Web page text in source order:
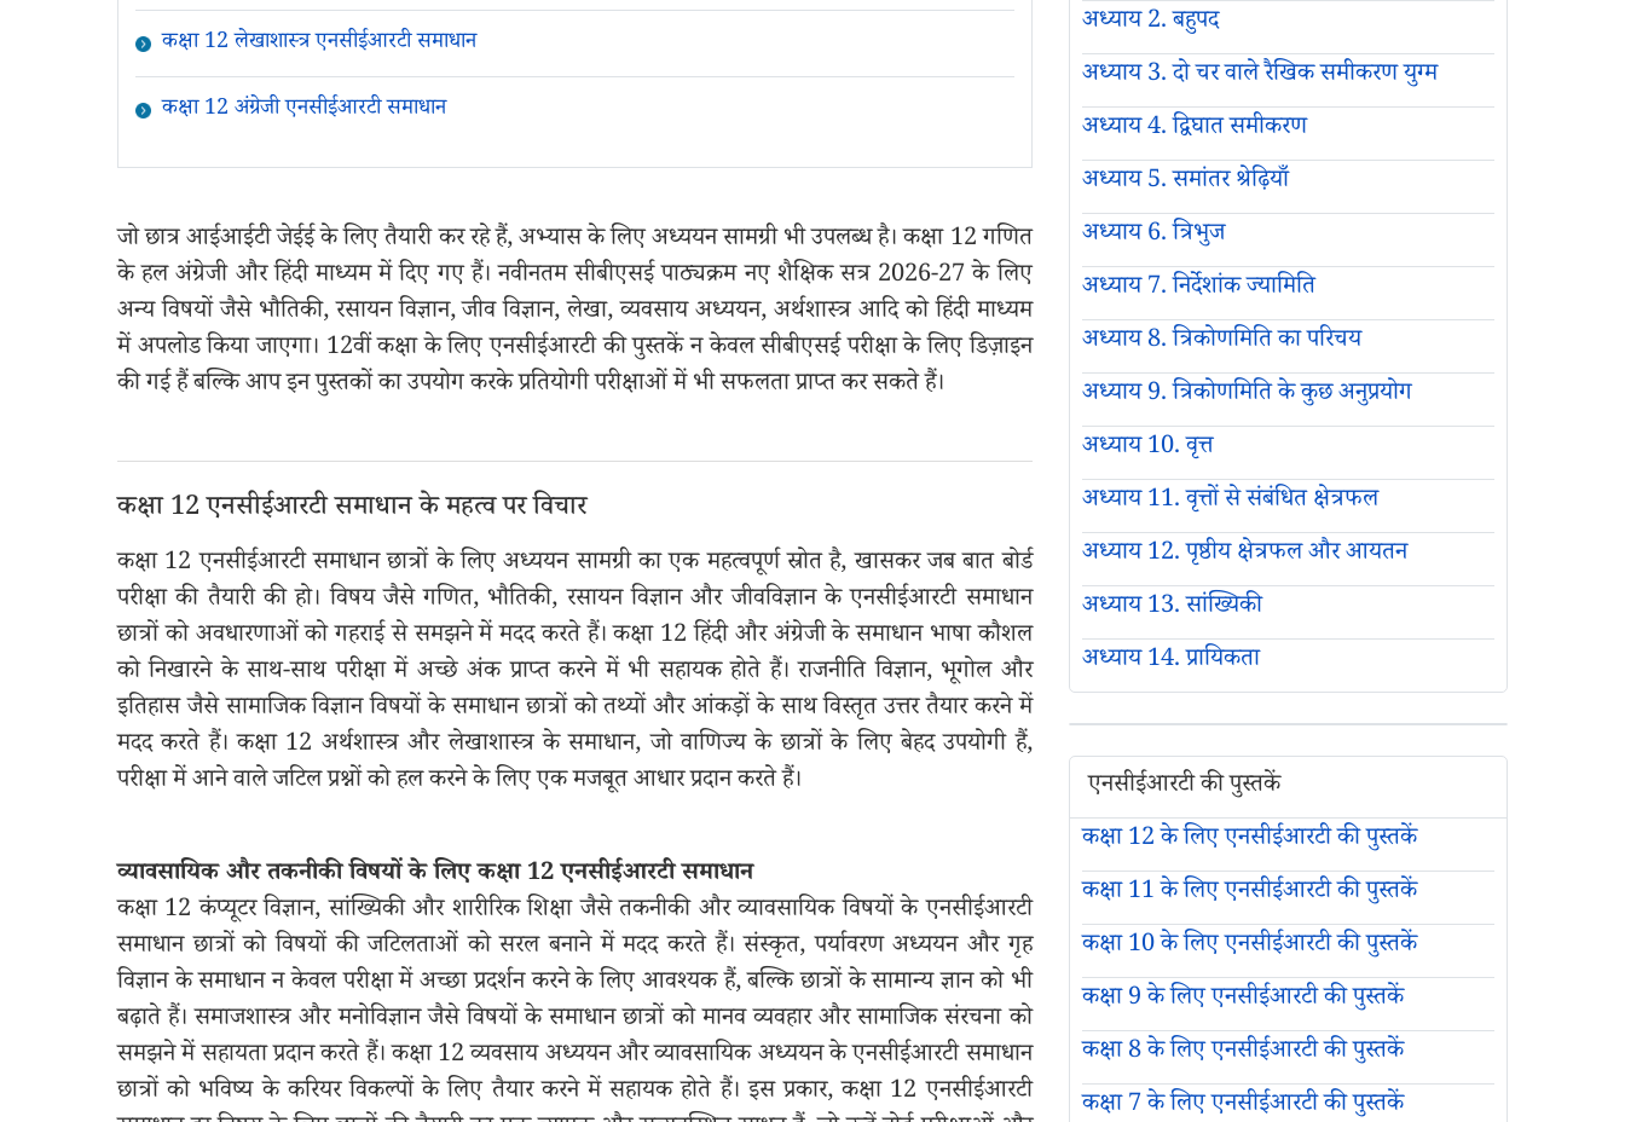
कक्षा 12 लेखाशास्त्र एनसीईआरटी समाधान
कक्षा 12 अंग्रेजी एनसीईआरटी समाधान
जो छात्र आईआईटी जेईई के लिए तैयारी कर रहे हैं, अभ्यास के लिए अध्ययन सामग्री भी उपलब्ध है। कक्षा 12 गणित
के हल अंग्रेजी और हिंदी माध्यम में दिए गए हैं। नवीनतम सीबीएसई पाठ्यक्रम नए शैक्षिक सत्र 2026-27 के लिए
अन्य विषयों जैसे भौतिकी, रसायन विज्ञान, जीव विज्ञान, लेखा, व्यवसाय अध्ययन, अर्थशास्त्र आदि को हिंदी माध्यम
में अपलोड किया जाएगा। 12वीं कक्षा के लिए एनसीईआरटी की पुस्तकें न केवल सीबीएसई परीक्षा के लिए डिज़ाइन
की गई हैं बल्कि आप इन पुस्तकों का उपयोग करके प्रतियोगी परीक्षाओं में भी सफलता प्राप्त कर सकते हैं।
कक्षा 12 एनसीईआरटी समाधान के महत्व पर विचार
कक्षा 12 एनसीईआरटी समाधान छात्रों के लिए अध्ययन सामग्री का एक महत्वपूर्ण स्रोत है, खासकर जब बात बोर्ड
परीक्षा की तैयारी की हो। विषय जैसे गणित, भौतिकी, रसायन विज्ञान और जीवविज्ञान के एनसीईआरटी समाधान
छात्रों को अवधारणाओं को गहराई से समझने में मदद करते हैं। कक्षा 12 हिंदी और अंग्रेजी के समाधान भाषा कौशल
को निखारने के साथ-साथ परीक्षा में अच्छे अंक प्राप्त करने में भी सहायक होते हैं। राजनीति विज्ञान, भूगोल और
इतिहास जैसे सामाजिक विज्ञान विषयों के समाधान छात्रों को तथ्यों और आंकड़ों के साथ विस्तृत उत्तर तैयार करने में
मदद करते हैं। कक्षा 12 अर्थशास्त्र और लेखाशास्त्र के समाधान, जो वाणिज्य के छात्रों के लिए बेहद उपयोगी हैं,
परीक्षा में आने वाले जटिल प्रश्नों को हल करने के लिए एक मजबूत आधार प्रदान करते हैं।
व्यावसायिक और तकनीकी विषयों के लिए कक्षा 12 एनसीईआरटी समाधान
कक्षा 12 कंप्यूटर विज्ञान, सांख्यिकी और शारीरिक शिक्षा जैसे तकनीकी और व्यावसायिक विषयों के एनसीईआरटी
समाधान छात्रों को विषयों की जटिलताओं को सरल बनाने में मदद करते हैं। संस्कृत, पर्यावरण अध्ययन और गृह
विज्ञान के समाधान न केवल परीक्षा में अच्छा प्रदर्शन करने के लिए आवश्यक हैं, बल्कि छात्रों के सामान्य ज्ञान को भी
बढ़ाते हैं। समाजशास्त्र और मनोविज्ञान जैसे विषयों के समाधान छात्रों को मानव व्यवहार और सामाजिक संरचना को
समझने में सहायता प्रदान करते हैं। कक्षा 12 व्यवसाय अध्ययन और व्यावसायिक अध्ययन के एनसीईआरटी समाधान
छात्रों को भविष्य के करियर विकल्पों के लिए तैयार करने में सहायक होते हैं। इस प्रकार, कक्षा 12 एनसीईआरटी
अध्याय 2. बहुपद
अध्याय 3. दो चर वाले रैखिक समीकरण युग्म
अध्याय 4. द्विघात समीकरण
अध्याय 5. समांतर श्रेढ़ियाँ
अध्याय 6. त्रिभुज
अध्याय 7. निर्देशांक ज्यामिति
अध्याय 8. त्रिकोणमिति का परिचय
अध्याय 9. त्रिकोणमिति के कुछ अनुप्रयोग
अध्याय 10. वृत्त
अध्याय 11. वृत्तों से संबंधित क्षेत्रफल
अध्याय 12. पृष्ठीय क्षेत्रफल और आयतन
अध्याय 13. सांख्यिकी
अध्याय 14. प्रायिकता
एनसीईआरटी की पुस्तकें
कक्षा 12 के लिए एनसीईआरटी की पुस्तकें
कक्षा 11 के लिए एनसीईआरटी की पुस्तकें
कक्षा 10 के लिए एनसीईआरटी की पुस्तकें
कक्षा 9 के लिए एनसीईआरटी की पुस्तकें
कक्षा 8 के लिए एनसीईआरटी की पुस्तकें
कक्षा 7 के लिए एनसीईआरटी की पुस्तकें